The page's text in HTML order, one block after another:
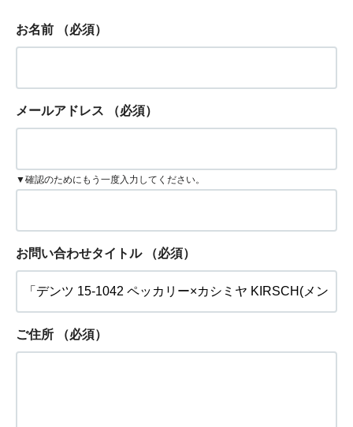
お名前 （必須）
メールアドレス （必須）
▼確認のためにもう一度入力してください。
お問い合わせタイトル （必須）
ご住所 （必須）